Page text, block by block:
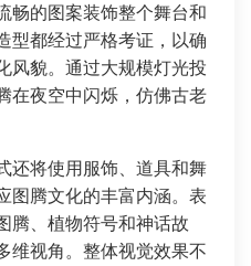
畅的图案装饰整个舞台和
型都经过严格考证，以确
风貌。通过大规模灯光投
在夜空中闪烁，仿佛古老
还将使用服饰、道具和舞
图腾文化的丰富内涵。表
腾、植物符号和神话故
维视角。整体视觉效果不